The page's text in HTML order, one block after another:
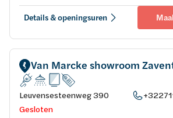
Details & openingsuren
Van Marcke showroom
Leuvensesteenweg 390
Gesloten